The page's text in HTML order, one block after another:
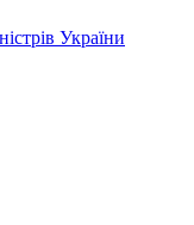
України